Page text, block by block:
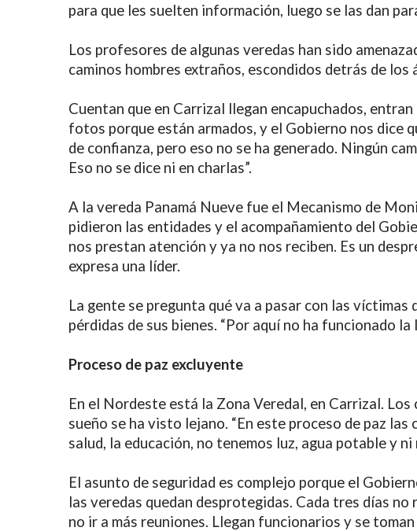
para que les suelten información, luego se las dan
Los profesores de algunas veredas han sido
caminos hombres extraños, escondidos detrás de
Cuentan que en Carrizal llegan encapuchados,
fotos porque están armados, y el Gobierno nos dice
de confianza, pero eso no se ha generado. Ningún
Eso no se dice ni en charlas”.
A la vereda Panamá Nueve fue el Mecanismo de
pidieron las entidades y el acompañamiento del
nos prestan atención y ya no nos reciben. Es un
expresa una líder.
La gente se pregunta qué va a pasar con las
pérdidas de sus bienes. “Por aquí no ha funcionado
Proceso de paz excluyente
En el Nordeste está la Zona Veredal, en Carrizal.
sueño se ha visto lejano. “En este proceso de paz
salud, la educación, no tenemos luz, agua potable y
El asunto de seguridad es complejo porque el
las veredas quedan desprotegidas. Cada tres días
no ir a más reuniones. Llegan funcionarios y se